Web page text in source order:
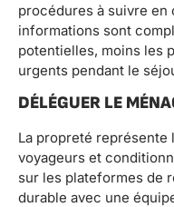
procédures à suivre en
informations sont
potentielles, moins les
urgents pendant le
DÉLÉGUER LE
La propreté
voyageurs et
sur les plateformes de
durable avec une